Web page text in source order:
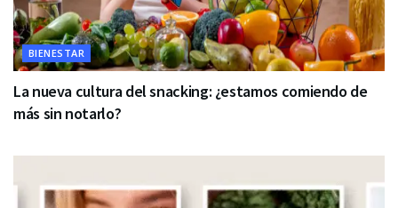
BIENESTAR
La nueva cultura del snacking: ¿estamos comiendo de
más sin notarlo?